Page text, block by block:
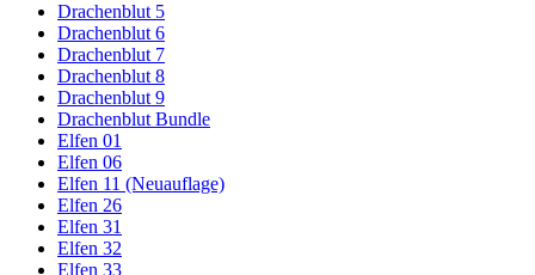
Drachenblut 5
Drachenblut 6
Drachenblut 7
Drachenblut 8
Drachenblut 9
Drachenblut Bundle
Elfen 01
Elfen 06
Elfen 11 (Neuauflage)
Elfen 26
Elfen 31
Elfen 32
Elfen 33